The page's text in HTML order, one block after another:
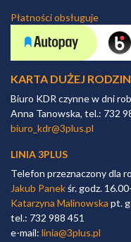
Płatności obsługuje
KARTA DUŻEJ
Biuro KDR czynne w dni
Anna Tanowska, tel.: 732
biuro_kdr@3plus.pl
LINIA 3PLUS
Telefon przeznaczony dla
Jakub Panekśr. godz.
Katarzyna Malinowska pt.
tel.: 732 988 451
e-mail: linia@3plus.pl